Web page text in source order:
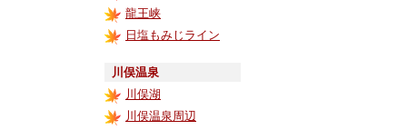
龍王峡
日塩もみじライン
川俣温泉
川俣湖
川俣温泉周辺